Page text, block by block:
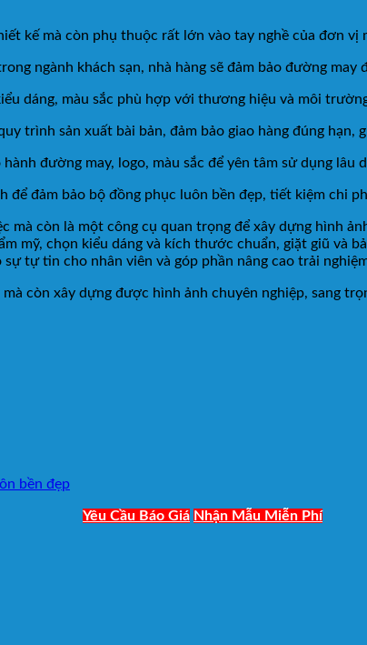
kế mà còn phụ thuộc rất lớn vào tay nghề của đơn vị
ngành khách sạn, nhà hàng sẽ đảm bảo đường may
dáng, màu sắc phù hợp với thương hiệu và môi
trình sản xuất bài bản, đảm bảo giao hàng đúng hạn,
đường may, logo, màu sắc để yên tâm sử dụng lâu
đảm bảo bộ đồng phục luôn bền đẹp, tiết kiệm chi
mà còn là một công cụ quan trọng để xây dựng hình
mỹ, chọn kiểu dáng và kích thước chuẩn, giặt giũ và
tự tin cho nhân viên và góp phần nâng cao trải
còn xây dựng được hình ảnh chuyên nghiệp, sang
bền đẹp
Yêu Cầu Báo Giá Nhận Mẫu Miễn Phí